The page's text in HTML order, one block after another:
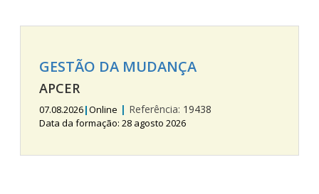
GESTÃO DA MUDANÇA
APCER
07.08.2026|Online | Referência: 19438
Data da formação: 28 agosto 2026